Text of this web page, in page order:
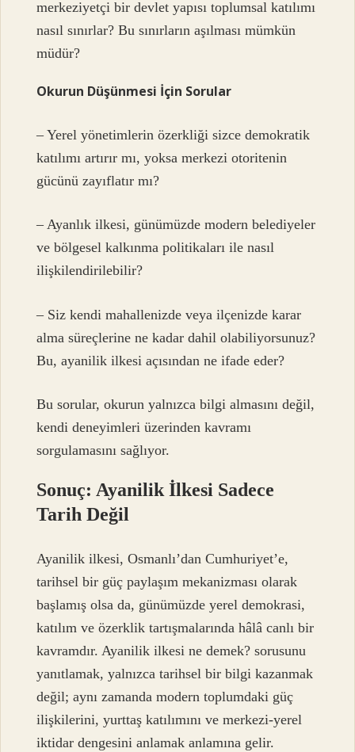
merkeziyetçi bir devlet yapısı toplumsal katılımı
nasıl sınırlar? Bu sınırların aşılması mümkün
müdür?
Okurun Düşünmesi İçin Sorular
– Yerel yönetimlerin özerkliği sizce demokratik
katılımı artırır mı, yoksa merkezi otoritenin
gücünü zayıflatır mı?
– Ayanlık ilkesi, günümüzde modern belediyeler
ve bölgesel kalkınma politikaları ile nasıl
ilişkilendirilebilir?
– Siz kendi mahallenizde veya ilçenizde karar
alma süreçlerine ne kadar dahil olabiliyorsunuz?
Bu, ayanilik ilkesi açısından ne ifade eder?
Bu sorular, okurun yalnızca bilgi almasını değil,
kendi deneyimleri üzerinden kavramı
sorgulamasını sağlıyor.
Sonuç: Ayanilik İlkesi Sadece
Tarih Değil
Ayanilik ilkesi, Osmanlı’dan Cumhuriyet’e,
tarihsel bir güç paylaşım mekanizması olarak
başlamış olsa da, günümüzde yerel demokrasi,
katılım ve özerklik tartışmalarında hâlâ canlı bir
kavramdır.Ayanilik ilkesi ne demek? sorusunu
yanıtlamak, yalnızca tarihsel bir bilgi kazanmak
değil; aynı zamanda modern toplumdaki güç
ilişkilerini, yurttaş katılımını ve merkezi-yerel
iktidar dengesini anlamak anlamına gelir.